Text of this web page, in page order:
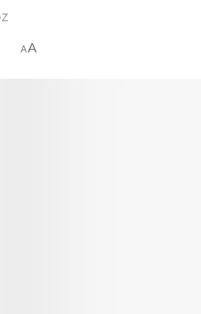
AA